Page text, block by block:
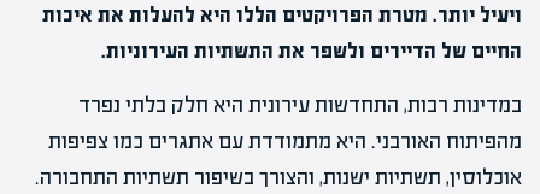
ויעיל יותר. מטרת הפרויקטים הללו היא להעלות את איכות
החיים של הדיירים ולשפר את התשתיות העירוניות.
במדינות רבות, התחדשות עירונית היא חלק בלתי נפרד
מהפיתוח האורבני. היא מתמודדת עם אתגרים כמו צפיפות
אוכלוסין, תשתיות ישנות, והצורך בשיפור תשתיות התחבורה.